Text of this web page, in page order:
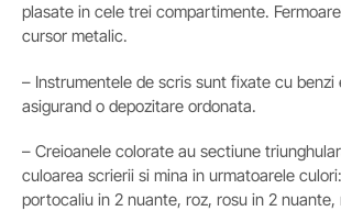
plasate in cele trei compartimente.
cursor metalic.
– Instrumentele de scris sunt fixate cu benzi
asigurand o depozitare ordonata.
– Creioanele colorate au sectiune
culoarea scrierii si mina in urmatoarele
portocaliu in 2 nuante, roz, rosu in 2